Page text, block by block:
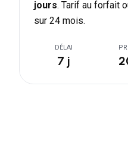
jours. Tarif au forfait
sur 24 mois.
DÉLAI
7 j